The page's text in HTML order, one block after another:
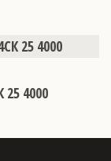
4000